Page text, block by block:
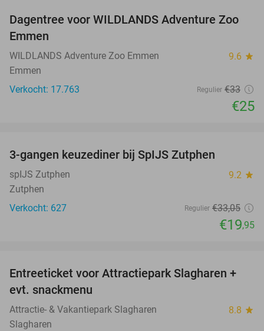
24%
Dagentree voor WILDLANDS Adventure Zoo
Emmen
WILDLANDS Adventure Zoo Emmen 9.6 star
Emmen
Verkocht: 17.763
Regulier €33
€25
3-gangen keuzediner bij SpIJS Zutphen
spIJS Zutphen 9.2 star
Zutphen
Verkocht: 627
Regulier €33,05
€19,95
41%
Entreeticket voor Attractiepark Slagharen +
evt. snackmenu
Attractie- & Vakantiepark Slagharen 8.8 star
Slagharen